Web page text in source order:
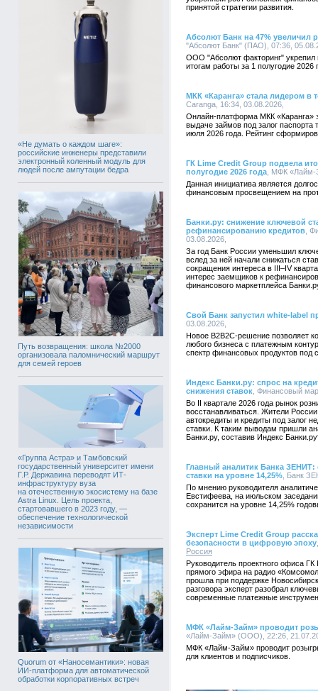
«Не думать о каждом шаге»:
российские инженеры представили
электронный коленный модуль для
людей после ампутации бедра
Путь возвращения: школа №2000
организовала паломнический маршрут
для семей героев
«Группа Астра» и Тамбовский
государственный университет имени
Г.Р. Державина переводят ИТ-
инфраструктуру вуза
на отечественную экосистему на базе
Astra Linux. Цель проекта,
стартовавшего в 2023 году, —
обеспечение технологической
независимости
Quorum от «Наносемантики»: новая
ИИ-платформа для автоматической
обработки корпоративных встреч
принятой стратегии развития.
Абсолют Банк на 47% увеличил
"Абсолют Банк" (ПАО), 07:36,
ООО "Абсолют факторинг" укрепил
итогам работы за 1 полугодие 2026
МКК «Каранга» стала лидером в
Caranga, 16:34, 03.08.2026,
Онлайн-платформа МКК «Каранга»
выдаче займов под залог паспорта
июля 2026 года. Рейтинг
ГК Lime Credit Group подвела
полугодие 2026 года , МФК
Данная инициатива является
финансовым просвещением на
Банки.ру: снижение ключевой
рефинансированию кредитов ,
03.08.2026,
За год Банк России уменьшил
вслед за ней начали снижаться
сокращения интереса в III–IV
интерес заемщиков к
финансового маркетплейса
Свой Банк запустил white-label
03.08.2026,
Новое B2B2C-решение позволяет
любого бизнеса с платежным
спектр финансовых продуктов под
Индекс Банки.ру: спрос на
снижения ставок , Финансовый
Во II квартале 2026 года рынок
восстанавливаться. Жители
автокредиты и кредиты под залог
ставки. К таким выводам пришли
Банки.ру, составив Индекс
Главный аналитик Банка
ставки на уровне 14,25% , Банк
По мнению руководителя
Евстифеева, на июльском
сохранится на уровне 14,25%
Эксперт Lime Credit Group
безопасности в цифровую эпоху
Россия
Руководитель проектного офиса
прямого эфира на радио
прошла при поддержке
разговора эксперт разобрал
современные платежные
МФК «Лайм-Займ» проводит
«Лайм-Займ» (ООО), 22:26,
МФК «Лайм-Займ» проводит
для клиентов и подписчиков.